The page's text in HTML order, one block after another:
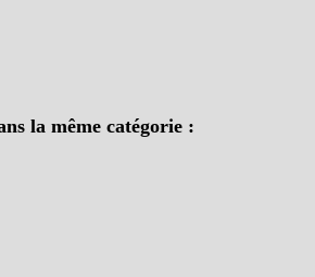
la même catégorie :